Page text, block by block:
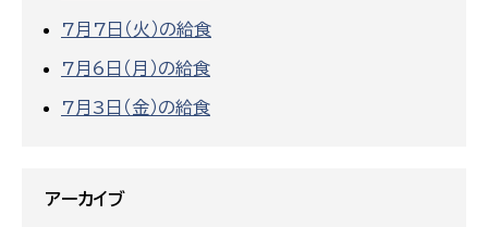
7月7日（火）の給食
7月6日（月）の給食
7月3日（金）の給食
アーカイブ